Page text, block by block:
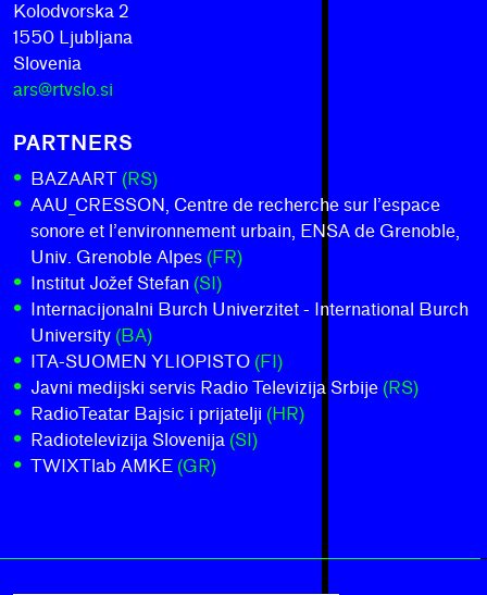
Kolodvorska 2
1550 Ljubljana
Slovenia
ars@rtvslo.si
PARTNERS
BAZAART (RS)
AAU_CRESSON, Centre de recherche sur l’espace
sonore et l’environnement urbain, ENSA de Grenoble,
Univ. Grenoble Alpes (FR)
Institut Jožef Stefan (SI)
Internacijonalni Burch Univerzitet - International Burch
University (BA)
ITA-SUOMEN YLIOPISTO (FI)
Javni medijski servis Radio Televizija Srbije (RS)
RadioTeatar Bajsic i prijatelji (HR)
Radiotelevizija Slovenija (SI)
TWIXTlab AMKE (GR)